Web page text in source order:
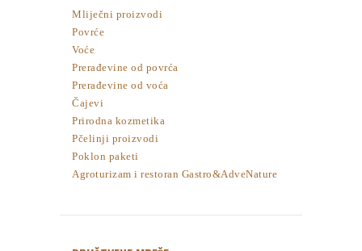
Mliječni proizvodi
Povrće
Voće
Prerađevine od povrća
Prerađevine od voća
Čajevi
Prirodna kozmetika
Pčelinji proizvodi
Poklon paketi
Agroturizam i restoran Gastro&AdveNature